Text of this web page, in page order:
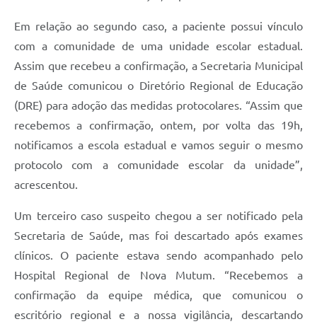
Em relação ao segundo caso, a paciente possui vínculo
com a comunidade de uma unidade escolar estadual.
Assim que recebeu a confirmação, a Secretaria Municipal
de Saúde comunicou o Diretório Regional de Educação
(DRE) para adoção das medidas protocolares. “Assim que
recebemos a confirmação, ontem, por volta das 19h,
notificamos a escola estadual e vamos seguir o mesmo
protocolo com a comunidade escolar da unidade”,
acrescentou.
Um terceiro caso suspeito chegou a ser notificado pela
Secretaria de Saúde, mas foi descartado após exames
clínicos. O paciente estava sendo acompanhado pelo
Hospital Regional de Nova Mutum. “Recebemos a
confirmação da equipe médica, que comunicou o
escritório regional e a nossa vigilância, descartando